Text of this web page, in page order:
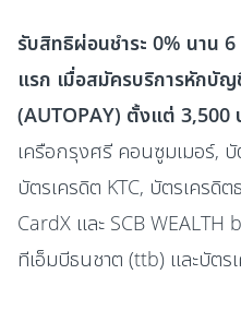
รับสิทธิผ่อนชำระ 0% นาน
แรก เมื่อสมัครบริการหักบั
(AUTOPAY) ตั้งแต่ 3,500
เครือกรุงศรี คอนซูมเมอร์,
บัตรเครดิต KTC, บัตรเครดิ
CardX และ SCB WEALTH
ทีเอ็มบีธนชาต (ttb) และบัตร